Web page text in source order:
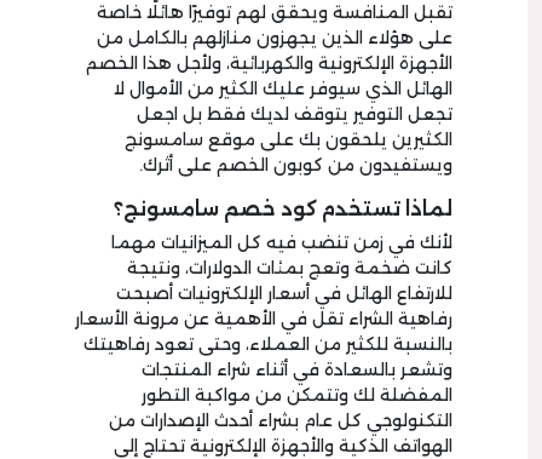
تقبل المنافسة ويحقق لهم توفيرًا هائلًا خاصة
على هؤلاء الذين يجهزون منازلهم بالكامل من
الأجهزة الإلكترونية والكهربائية، ولأجل هذا الخصم
الهائل الذي سيوفر عليك الكثير من الأموال لا
تجعل التوفير يتوقف لديك فقط بل اجعل
الكثيرين يلحقون بك على موقع سامسونج
ويستفيدون من كوبون الخصم على أثرك.
لماذا تستخدم كود خصم سامسونج؟
لأنك في زمن تنضب فيه كل الميزانيات مهما
كانت ضخمة وتعج بمئات الدولارات، ونتيجة
للارتفاع الهائل في أسعار الإلكترونيات أصبحت
رفاهية الشراء تقل في الأهمية عن مرونة الأسعار
بالنسبة للكثير من العملاء، وحتى تعود رفاهيتك
وتشعر بالسعادة في أثناء شراء المنتجات
المفضلة لك وتتمكن من مواكبة التطور
التكنولوجي كل عام بشراء أحدث الإصدارات من
الهواتف الذكية والأجهزة الإلكترونية تحتاج إلى